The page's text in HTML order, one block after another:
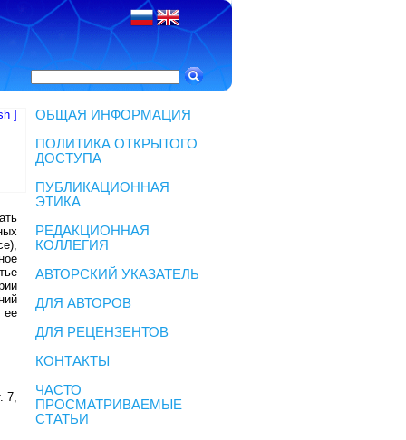
]
ее
7,
ОБЩАЯ ИНФОРМАЦИЯ
ПОЛИТИКА ОТКРЫТОГО
ДОСТУПА
ПУБЛИКАЦИОННАЯ
ЭТИКА
РЕДАКЦИОННАЯ
КОЛЛЕГИЯ
АВТОРСКИЙ УКАЗАТЕЛЬ
ДЛЯ АВТОРОВ
ДЛЯ РЕЦЕНЗЕНТОВ
КОНТАКТЫ
ЧАСТО
ПРОСМАТРИВАЕМЫЕ
СТАТЬИ